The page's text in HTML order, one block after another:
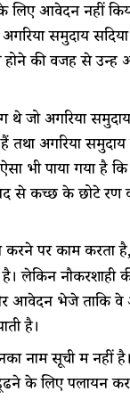
लिए आवेदन नहीं
समुदाय
की वजह से उन्हें
अगरिया
तथा अगरिया
पाया गया है कि
से कच्छ के छोटे रण
करने पर काम
लेकिन
आवेदन भेजे ताकि वे
है।
नाम सूची में नहीं
के लिए पलायन